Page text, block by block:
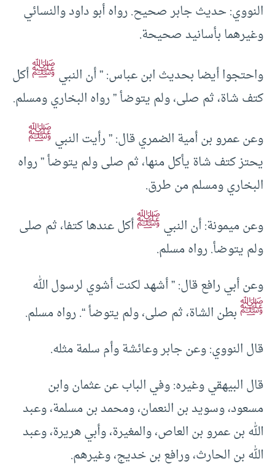
النووي: حديث جابر صحيح. رواه أبو داود والنسائي
وغيرهما بأسانيد صحيحة.
واحتجوا أيضا بحديث ابن عباس: ” أن النبيﷺأكل
كتف شاة، ثم صلى، ولم يتوضأ ” رواه البخاري ومسلم.
وعن عمرو بن أمية الضمري قال: ” رأيت النبيﷺ
يحتز كتف شاة يأكل منها، ثم صلى ولم يتوضأ ” رواه
البخاري ومسلم من طرق.
وعن ميمونة: أن النبيﷺأكل عندها كتفا، ثم صلى
ولم يتوضأ. رواه مسلم.
وعن أبي رافع قال: ” أشهد لكنت أشوي لرسول الله
ﷺبطن الشاة، ثم صلى، ولم يتوضأ “. رواه مسلم.
قال النووي: وعن جابر وعائشة وأم سلمة مثله.
قال البيهقي وغيره: وفي الباب عن عثمان وابن
مسعود، وسويد بن النعمان، ومحمد بن مسلمة، وعبد
الله بن عمرو بن العاص، والمغيرة، وأبي هريرة، وعبد
الله بن الحارث، ورافع بن خديج، وغيرهم.